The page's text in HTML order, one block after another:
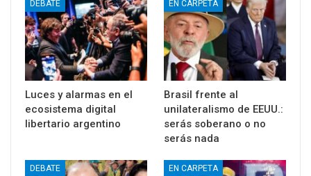
DEBATE
Luces y alarmas en el
ecosistema digital
libertario argentino
EN CARPETA
Brasil frente al
unilateralismo de EEUU.:
serás soberano o no
serás nada
DEBATE EN CARPETA